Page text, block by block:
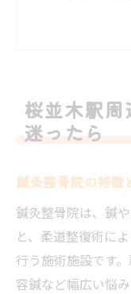
自分に合
スト
説
口コミで
方
桜並木駅
迷ったら
鍼灸整骨院の特徴
鍼灸整骨院は、鍼
と、柔道整復術に
行う施術施設です
容鍼など幅広い悩